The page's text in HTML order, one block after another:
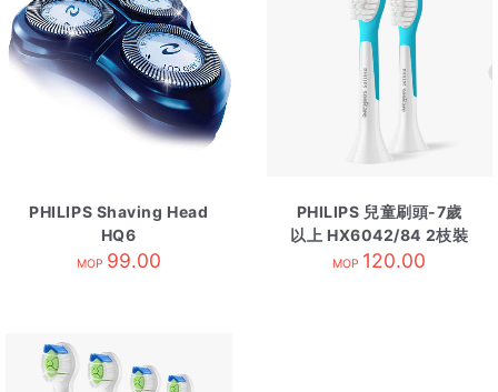
PHILIPS Shaving Head
HQ6
MOP 99.00
PHILIPS 兒童刷頭-7歲
以上 HX6042/84 2枝裝
MOP 120.00